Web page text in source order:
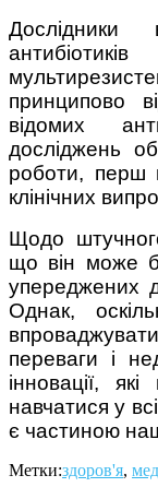
принципово
відомих
досліджень
роботи, перш
клінічних
Щодо
що він може
упереджених
Однак,
переваги і
інновації,
навчатися у
є частиною
Метки:здоров'я,